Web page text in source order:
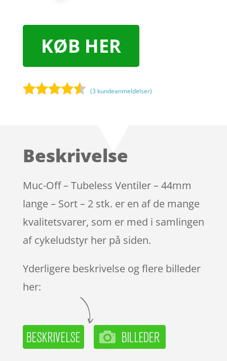
KØB HER
på
mmelser
(3 kundeanmeldelser)
Beskrivelse
Muc-Off – Tubeless Ventiler – 44mm
lange – Sort – 2 stk. er en af de mange
kvalitetsvarer, som er med i samlingen
af cykeludstyr her på siden.
Yderligere beskrivelse og flere billeder
her: